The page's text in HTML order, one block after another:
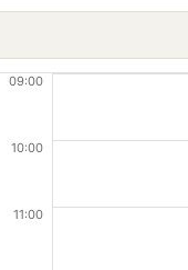
09:00
10:00
11:00